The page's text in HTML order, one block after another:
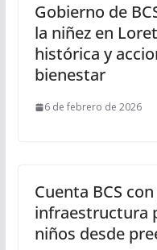
Gobierno de
la niñez en
histórica y
bienestar
6 de febrero de 2026
Cuenta BCS
infraestructura
niños desde